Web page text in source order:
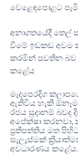
වෙළෙඳපොළට
අනාගතයේදී තෙල්
වීමේ ඉඩකඩ අවම
කරමින් පවතින බව
කළේය
මැදපෙරදිග
ඇතිවිය හැකි
රජය සූදානම් බවද
අපේක්ෂා කරනවා,
ප්‍රතිපත්තිය මත
සැලැස්මක්
අවධාරණය කළේය.